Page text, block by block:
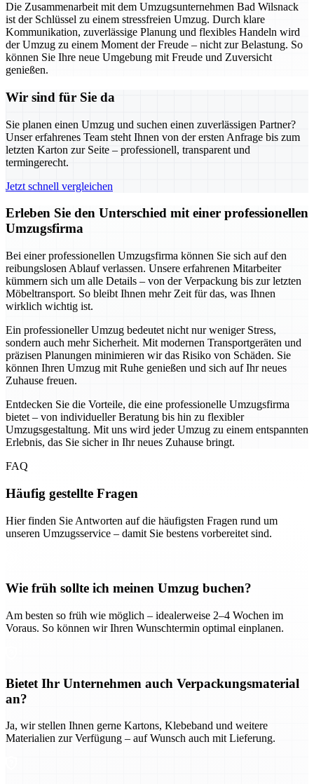
Die Zusammenarbeit mit dem Umzugsunternehmen Bad Wilsnack
ist der Schlüssel zu einem stressfreien Umzug. Durch klare
Kommunikation, zuverlässige Planung und flexibles Handeln wird
der Umzug zu einem Moment der Freude – nicht zur Belastung. So
können Sie Ihre neue Umgebung mit Freude und Zuversicht
genießen.
Wir sind für Sie da
Sie planen einen Umzug und suchen einen zuverlässigen Partner?
Unser erfahrenes Team steht Ihnen von der ersten Anfrage bis zum
letzten Karton zur Seite – professionell, transparent und
termingerecht.
Jetzt schnell vergleichen
Erleben Sie den Unterschied mit einer professionellen
Umzugsfirma
Bei einer professionellen Umzugsfirma können Sie sich auf den
reibungslosen Ablauf verlassen. Unsere erfahrenen Mitarbeiter
kümmern sich um alle Details – von der Verpackung bis zur letzten
Möbeltransport. So bleibt Ihnen mehr Zeit für das, was Ihnen
wirklich wichtig ist.
Ein professioneller Umzug bedeutet nicht nur weniger Stress,
sondern auch mehr Sicherheit. Mit modernen Transportgeräten und
präzisen Planungen minimieren wir das Risiko von Schäden. Sie
können Ihren Umzug mit Ruhe genießen und sich auf Ihr neues
Zuhause freuen.
Entdecken Sie die Vorteile, die eine professionelle Umzugsfirma
bietet – von individueller Beratung bis hin zu flexibler
Umzugsgestaltung. Mit uns wird jeder Umzug zu einem entspannten
Erlebnis, das Sie sicher in Ihr neues Zuhause bringt.
FAQ
Häufig gestellte Fragen
Hier finden Sie Antworten auf die häufigsten Fragen rund um
unseren Umzugsservice – damit Sie bestens vorbereitet sind.
Wie früh sollte ich meinen Umzug buchen?
Am besten so früh wie möglich – idealerweise 2–4 Wochen im
Voraus. So können wir Ihren Wunschtermin optimal einplanen.
Bietet Ihr Unternehmen auch Verpackungsmaterial
an?
Ja, wir stellen Ihnen gerne Kartons, Klebeband und weitere
Materialien zur Verfügung – auf Wunsch auch mit Lieferung.